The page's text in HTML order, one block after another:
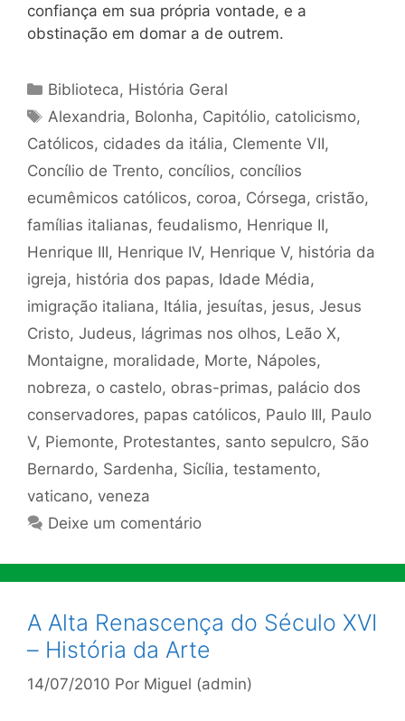
confiança em sua própria vontade, e a
obstinação em domar a de outrem.
Categorias
Biblioteca, História Geral
Tags
Alexandria, Bolonha, Capitólio, catolicismo,
Católicos, cidades da itália, Clemente VII,
Concílio de Trento, concílios, concílios
ecumêmicos católicos, coroa, Córsega, cristão,
famílias italianas, feudalismo, Henrique II,
Henrique III, Henrique IV, Henrique V, história da
igreja, história dos papas, Idade Média,
imigração italiana, Itália, jesuítas, jesus, Jesus
Cristo, Judeus, lágrimas nos olhos, Leão X,
Montaigne, moralidade, Morte, Nápoles,
nobreza, o castelo, obras-primas, palácio dos
conservadores, papas católicos, Paulo III, Paulo
V, Piemonte, Protestantes, santo sepulcro, São
Bernardo, Sardenha, Sicília, testamento,
vaticano, veneza
Deixe um comentário
A Alta Renascença do Século XVI
– História da Arte
14/07/2010 Por Miguel (admin)